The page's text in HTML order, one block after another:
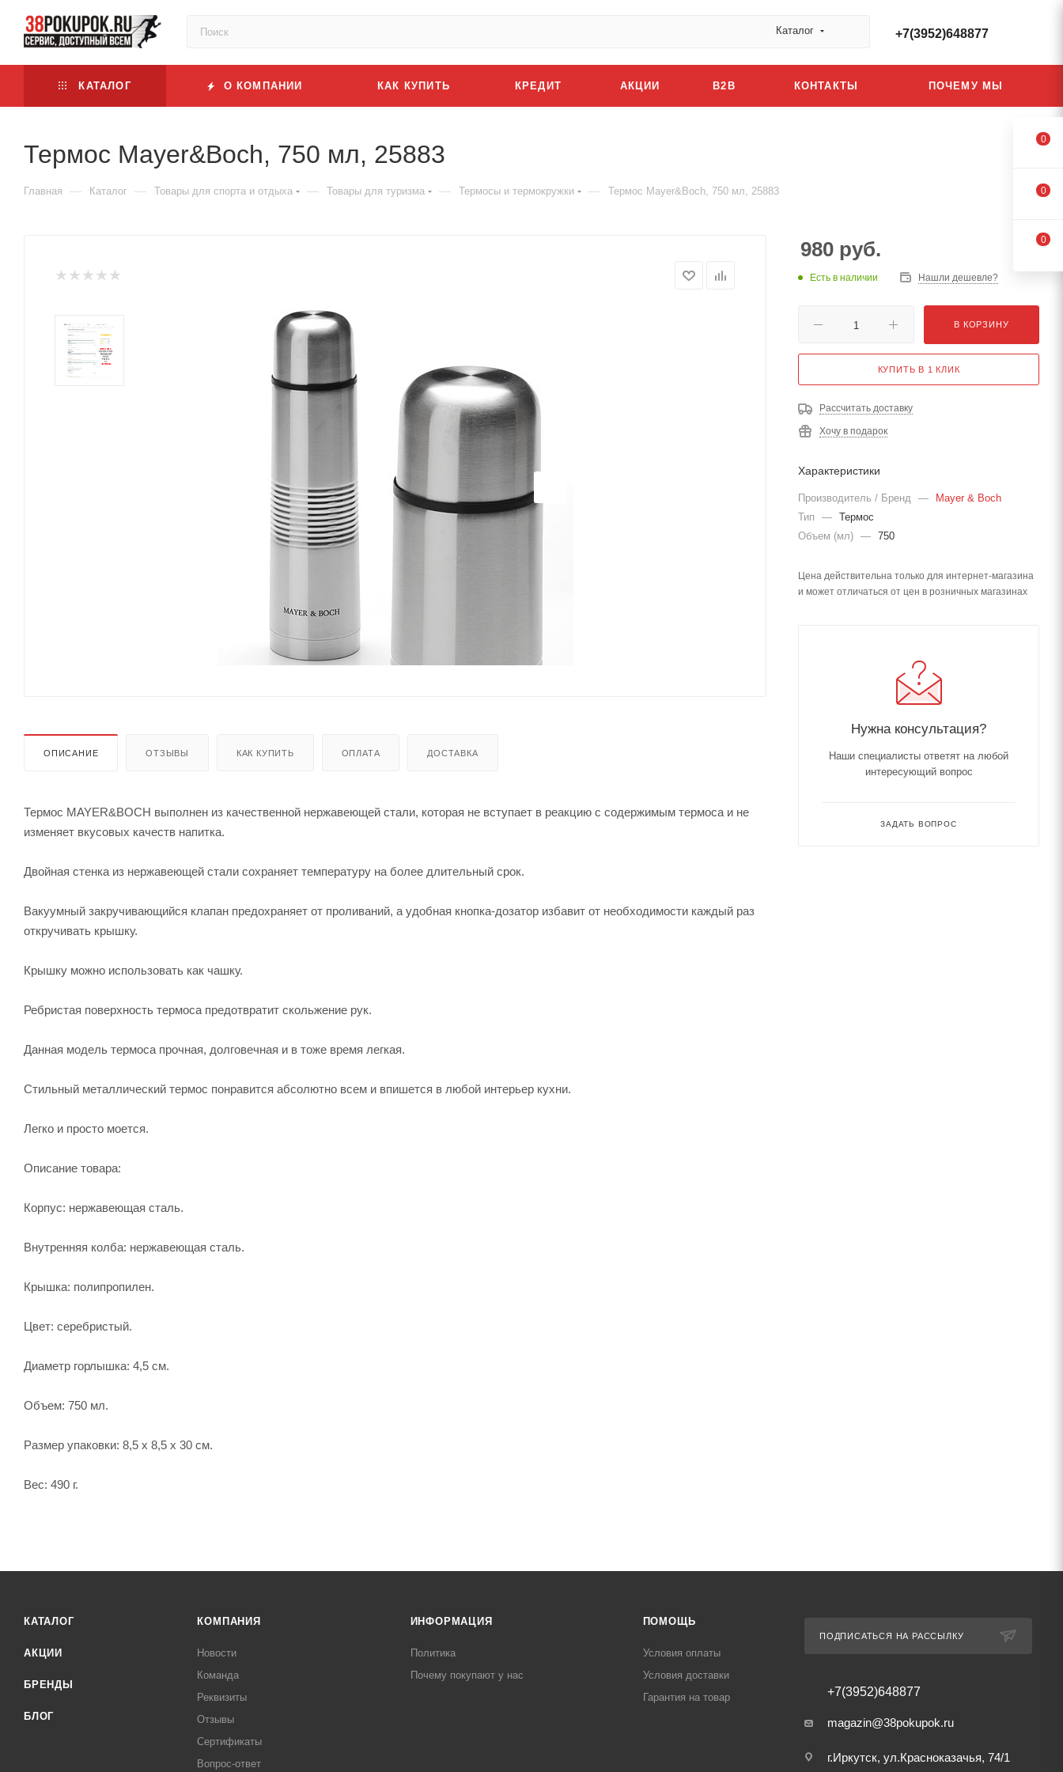
Каталог +7(3952)648877
КАТАЛОГ О КОМПАНИИ КАК КУПИТЬ КРЕДИТ АКЦИИ B2B КОНТАКТЫ ПОЧЕМУ МЫ
Термос Mayer&Boch, 750 мл, 25883
Главная — Каталог — Товары для спорта и отдыха — Товары для туризма — Термосы и термокружки — Термос Mayer&Boch, 750 мл, 25883
ОПИСАНИЕ ОТЗЫВЫ КАК КУПИТЬ ОПЛАТА ДОСТАВКА
Термос MAYER&BOCH выполнен из качественной нержавеющей стали, которая не вступает в реакцию с содержимым термоса и не
изменяет вкусовых качеств напитка.
Двойная стенка из нержавеющей стали сохраняет температуру на более длительный срок.
Вакуумный закручивающийся клапан предохраняет от проливаний, а удобная кнопка-дозатор избавит от необходимости каждый раз
откручивать крышку.
Крышку можно использовать как чашку.
Ребристая поверхность термоса предотвратит скольжение рук.
Данная модель термоса прочная, долговечная и в тоже время легкая.
Стильный металлический термос понравится абсолютно всем и впишется в любой интерьер кухни.
Легко и просто моется.
Описание товара:
Корпус: нержавеющая сталь.
Внутренняя колба: нержавеющая сталь.
Крышка: полипропилен.
Цвет: серебристый.
Диаметр горлышка: 4,5 см.
Объем: 750 мл.
Размер упаковки: 8,5 х 8,5 х 30 см.
Вес: 490 г.
980 руб.
Есть в наличии Нашли дешевле?
В КОРЗИНУ
КУПИТЬ В 1 КЛИК
Рассчитать доставку
Хочу в подарок
Характеристики
Производитель / Бренд —
Mayer & Boch
Тип
— Термос
Объем (мл) — 750
Цена действительна только для интернет-магазина
и может отличаться от цен в розничных магазинах
Нужна консультация?
Наши специалисты ответят на любой
интересующий вопрос
ЗАДАТЬ ВОПРОС
КАТАЛОГ
АКЦИИ
БРЕНДЫ
БЛОГ
КОМПАНИЯ
Новости
Команда
Реквизиты
Отзывы
Сертификаты
Вопрос-ответ
ИНФОРМАЦИЯ
Политика
Почему покупают у нас
ПОМОЩЬ
Условия оплаты
Условия доставки
Гарантия на товар
ПОДПИСАТЬСЯ НА РАССЫЛКУ
+7(3952)648877
magazin@38pokupok.ru
г.Иркутск, ул.Красноказачья, 74/1
0
0
0